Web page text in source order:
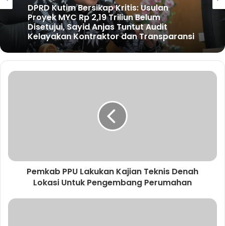
DPRD Kutim Bersikap Kritis: Usulan
Proyek MYC Rp 2,19 Triliun Belum
Disetujui, Sayid Anjas Tuntut Audit
Kelayakan Kontraktor dan Transparansi
Pemkab PPU Lakukan Kajian Teknis Denah
Lokasi Untuk Pengembang Perumahan